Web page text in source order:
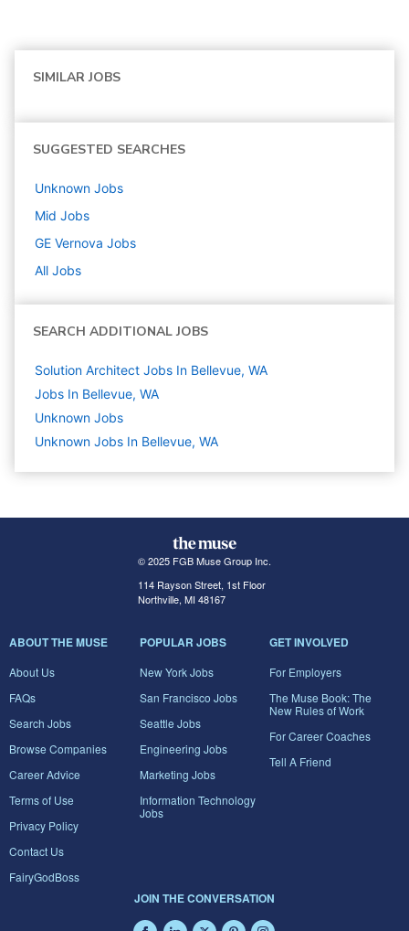
SIMILAR JOBS
SUGGESTED SEARCHES
Unknown Jobs
Mid Jobs
GE Vernova Jobs
All Jobs
SEARCH ADDITIONAL JOBS
Solution Architect Jobs In Bellevue, WA
Jobs In Bellevue, WA
Unknown Jobs
Unknown Jobs In Bellevue, WA
© 2025 FGB Muse Group Inc.
114 Rayson Street, 1st Floor
Northville, MI 48167
ABOUT THE MUSE
About Us
FAQs
Search Jobs
Browse Companies
Career Advice
Terms of Use
Privacy Policy
Contact Us
FairyGodBoss
POPULAR JOBS
New York Jobs
San Francisco Jobs
Seattle Jobs
Engineering Jobs
Marketing Jobs
Information Technology
Jobs
GET INVOLVED
For Employers
The Muse Book: The
New Rules of Work
For Career Coaches
Tell A Friend
JOIN THE CONVERSATION